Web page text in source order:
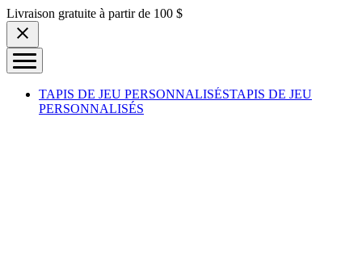
Skip to content
Livraison gratuite à partir de 100 $
TAPIS DE JEU PERSONNALISÉSTAPIS DE JEU
PERSONNALISÉS